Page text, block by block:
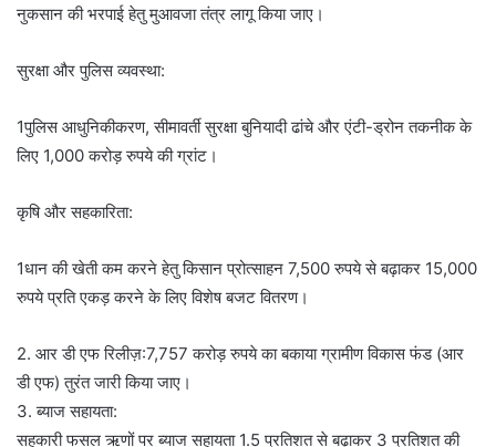
नुकसान की भरपाई हेतु मुआवजा तंत्र लागू किया जाए।
सुरक्षा और पुलिस व्यवस्था:
1पुलिस आधुनिकीकरण, सीमावर्ती सुरक्षा बुनियादी ढांचे और एंटी-ड्रोन तकनीक के
लिए 1,000 करोड़ रुपये की ग्रांट।
कृषि और सहकारिता:
1धान की खेती कम करने हेतु किसान प्रोत्साहन 7,500 रुपये से बढ़ाकर 15,000
रुपये प्रति एकड़ करने के लिए विशेष बजट वितरण।
2. आर डी एफ रिलीज़:7,757 करोड़ रुपये का बकाया ग्रामीण विकास फंड (आर
डी एफ) तुरंत जारी किया जाए।
3. ब्याज सहायता:
सहकारी फसल ऋणों पर ब्याज सहायता 1.5 प्रतिशत से बढ़ाकर 3 प्रतिशत की